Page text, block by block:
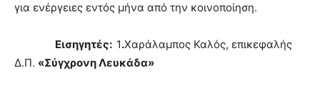
για ενέργειες εντός μήνα από την κοινοποίηση.
Εισηγητές: 1.Χαράλαμπος Καλός, επικεφαλής
Δ.Π. «Σύγχρονη Λευκάδα»